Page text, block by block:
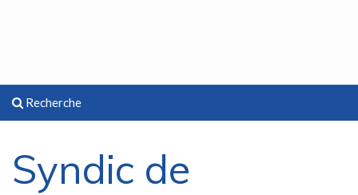
Recherche
Syndic de